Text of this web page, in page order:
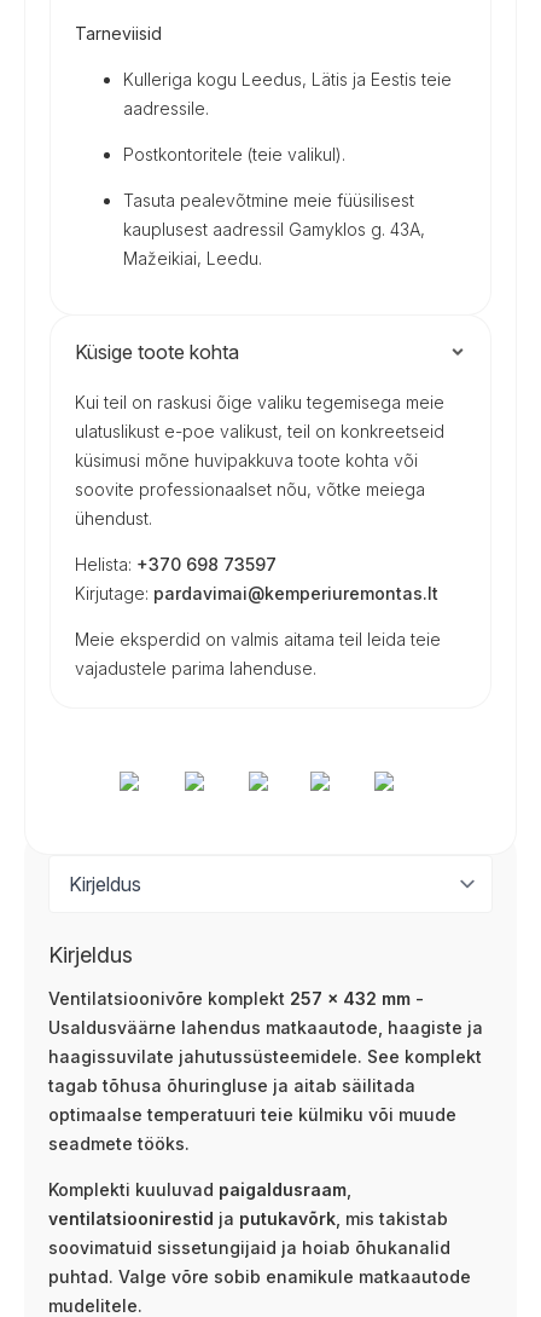
Tarneviisid
Kulleriga kogu Leedus, Lätis ja Eestis teie
aadressile.
Postkontoritele (teie valikul).
Tasuta pealevõtmine meie füüsilisest
kauplusest aadressil Gamyklos g. 43A,
Mažeikiai, Leedu.
Küsige toote kohta
Kui teil on raskusi õige valiku tegemisega meie
ulatuslikust e-poe valikust, teil on konkreetseid
küsimusi mõne huvipakkuva toote kohta või
soovite professionaalset nõu, võtke meiega
ühendust.
Helista: +370 698 73597
Kirjutage: pardavimai@kemperiuremontas.lt
Meie eksperdid on valmis aitama teil leida teie
vajadustele parima lahenduse.
Kirjeldus
Ventilatsioonivõre komplekt 257 × 432 mm -
Usaldusväärne lahendus matkaautode, haagiste ja
haagissuvilate jahutussüsteemidele. See komplekt
tagab tõhusa õhuringluse ja aitab säilitada
optimaalse temperatuuri teie külmiku või muude
seadmete tööks.
Komplekti kuuluvad paigaldusraam
ventilatsioonirestid ja putukavõrk , mis takistab
soovimatuid sissetungijaid ja hoiab õhukanalid
puhtad. Valge võre sobib enamikule matkaautode
mudelitele.